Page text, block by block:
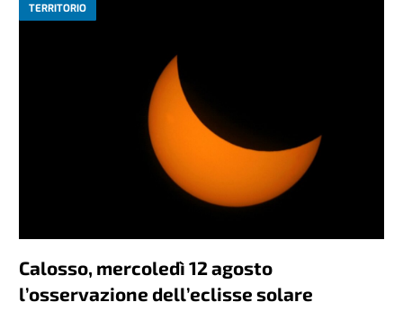
TERRITORIO
Calosso, mercoledì 12 agosto
l’osservazione dell’eclisse solare